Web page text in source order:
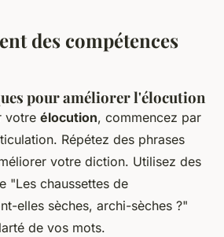
des compétences
pour améliorer l'élocution
votre élocution, commencez par
Répétez des phrases
votre diction. Utilisez des
"Les chaussettes de
elles sèches, archi-sèches ?"
de vos mots.